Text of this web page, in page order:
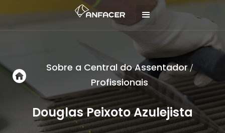
Sobre a Central do Assentador/
Profissionais
Douglas Peixoto Azulejista